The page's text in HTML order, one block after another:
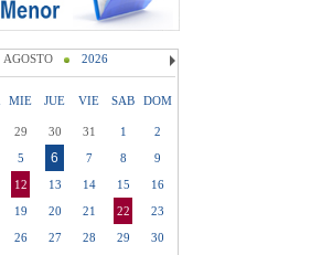
AGOSTO 2026
MIE JUE VIE SAB DOM
29 30 31 1
2
5 6 7 8
9
12 13 14 15
16
19 20 21 22
23
26 27 28 29
30